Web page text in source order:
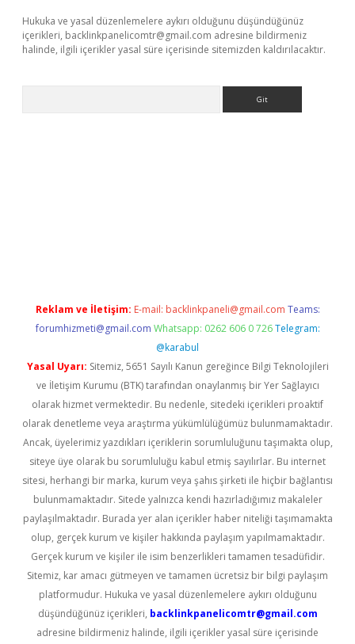
Hukuka ve yasal düzenlemelere aykırı olduğunu düşündüğünüz
içerikleri, backlinkpanelicomtr@gmail.com adresine bildirmeniz
halinde, ilgili içerikler yasal süre içerisinde sitemizden kaldırılacaktır.
Reklam ve İletişim: E-mail: backlinkpaneli@gmail.com Teams:
forumhizmeti@gmail.com Whatsapp: 0262 606 0 726 Telegram:
@karabul
Yasal Uyarı: Sitemiz, 5651 Sayılı Kanun gereğince Bilgi Teknolojileri
ve İletişim Kurumu (BTK) tarafından onaylanmış bir Yer Sağlayıcı
olarak hizmet vermektedir. Bu nedenle, sitedeki içerikleri proaktif
olarak denetleme veya araştırma yükümlülüğümüz bulunmamaktadır.
Ancak, üyelerimiz yazdıkları içeriklerin sorumluluğunu taşımakta olup,
siteye üye olarak bu sorumluluğu kabul etmiş sayılırlar. Bu internet
sitesi, herhangi bir marka, kurum veya şahıs şirketi ile hiçbir bağlantısı
bulunmamaktadır. Sitede yalnızca kendi hazırladığımız makaleler
paylaşılmaktadır. Burada yer alan içerikler haber niteliği taşımamakta
olup, gerçek kurum ve kişiler hakkında paylaşım yapılmamaktadır.
Gerçek kurum ve kişiler ile isim benzerlikleri tamamen tesadüfidir.
Sitemiz, kar amacı gütmeyen ve tamamen ücretsiz bir bilgi paylaşım
platformudur. Hukuka ve yasal düzenlemelere aykırı olduğunu
düşündüğünüz içerikleri, backlinkpanelicomtr@gmail.com
adresine bildirmeniz halinde, ilgili içerikler yasal süre içerisinde